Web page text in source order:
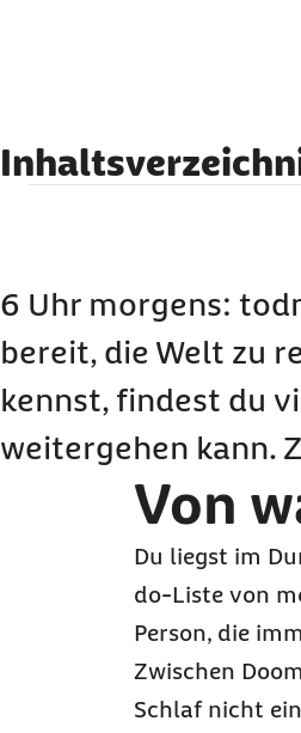
Dein erster Schritt,
Häufige Fragen und
6 Uhr morgens:
bereit, die Welt zu
kennst, findest du
weitergehen kann.
Von
Du liegst im
do-Liste von
Person, die
Zwischen
Schlaf nicht